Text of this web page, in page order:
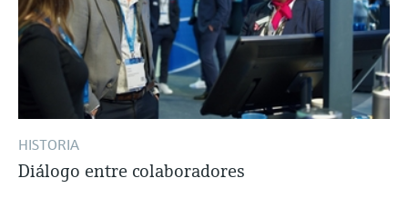
HISTORIA
Diálogo entre colaboradores